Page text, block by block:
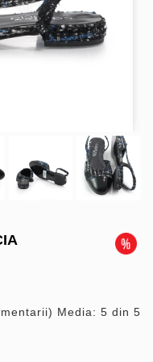
Media: 5 din 5